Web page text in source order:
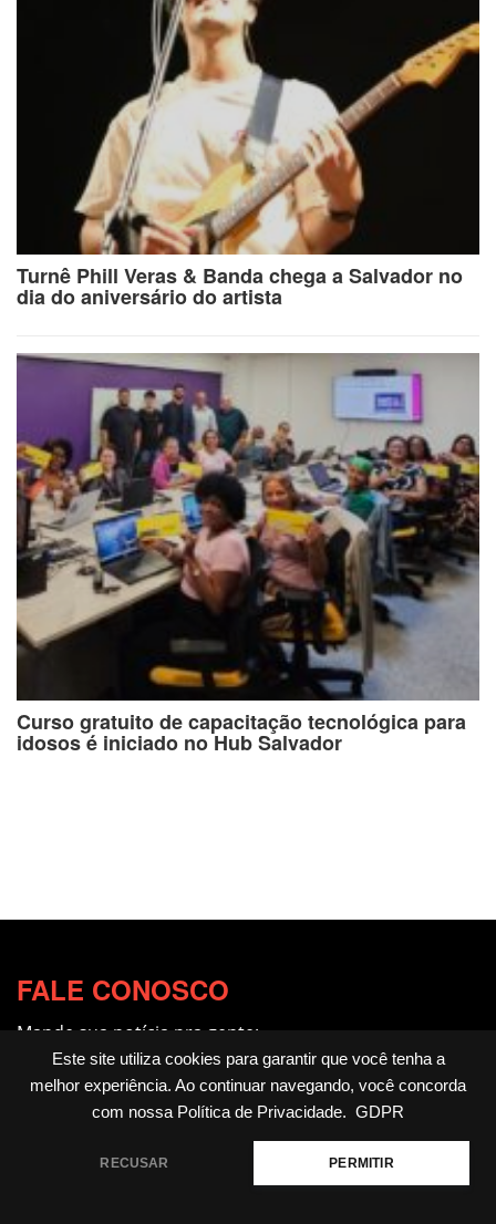
Este site utiliza cookies para garantir que você tenha a
melhor experiência. Ao continuar navegando, você concorda
com nossa Política de Privacidade. GDPR
RECUSAR PERMITIR
Turnê Phill Veras & Banda chega a Salvador no
dia do aniversário do artista
Curso gratuito de capacitação tecnológica para
idosos é iniciado no Hub Salvador
FALE CONOSCO
Mande sua notícia pra gente:
redacao@fotocitando.com.br
Políticas de Privacidade
Fotocitando
Notícias
Cultura & Arte